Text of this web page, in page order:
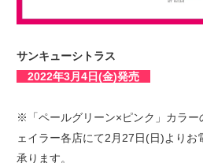
サンキューシトラス
2022年3月4日(金)発売
※「ペールグリーン×ピンク」カラー
ェイラー各店にて2月27日(日)よりお
承ります。